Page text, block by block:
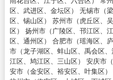
区、武进区、金坛区） 无锡市（
区、锡山区） 苏州市（虎丘区、
区） 扬州市（广陵区、邗江区、
区、通州区） 合肥市（瑶海区、
市（龙子湖区、蚌山区、禹会区
江区、鸠江区、三山区） 安庆市
安市（金安区、裕安区、叶集区）